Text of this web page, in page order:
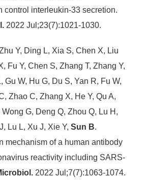
control interleukin-33 secretion.
2022 Jul;23(7):1021-1030.
Y, Ding L, Xia S, Chen X, Liu
Fu Y, Chen S, Zhang T, Zhang Y,
Gu W, Hu G, Du S, Yan R, Fu W,
Zhao C, Zhang X, He Y, Qu A,
G, Deng Q, Zhou Q, Lu H,
Lu L, Xu J, Xie Y,Sun B.
mechanism of a human antibody
reactivity including SARS-
2022 Jul;7(7):1063-1074.